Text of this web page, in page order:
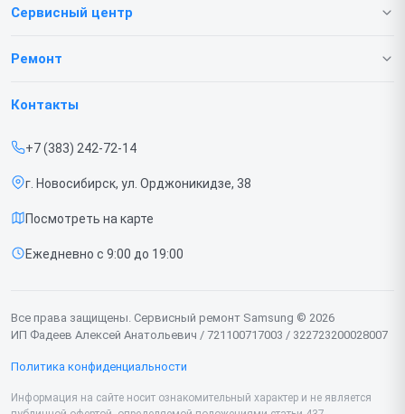
Сервисный центр
О нашем сервисе
Срочный ремонт
Доставка и способы оплаты
Диагностика
Контакты
Ремонт
Телефонов
Принтеров
Контакты
+7 (383) 242-72-14
г. Новосибирск, ул. Орджоникидзе, 38
Посмотреть на карте
Ежедневно с 9:00 до 19:00
Все права защищены. Сервисный ремонт Samsung © 2026
ИП Фадеев Алексей Анатольевич / 721100717003 / 322723200028007
Политика конфиденциальности
Информация на сайте носит ознакомительный характер и не является